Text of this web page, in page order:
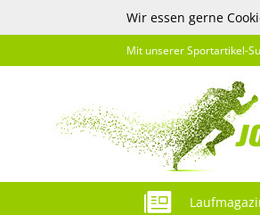
Wir essen gerne
Mit unserer Sportartikel-